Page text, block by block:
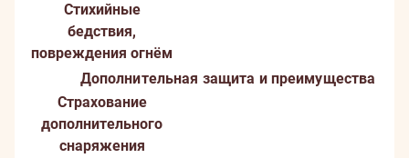
Стихийные
бедствия,
повреждения огнём
Дополнительная защита и преимущества
Страхование
дополнительного
снаряжения